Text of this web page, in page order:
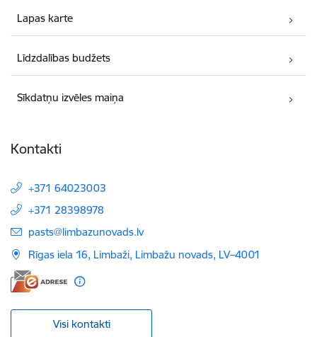
Lapas karte
Līdzdalības budžets
Sīkdatņu izvēles maiņa
Kontakti
+371 64023003
+371 28398978
E-pasts:
pasts@limbazunovads.lv
Rīgas iela 16, Limbaži, Limbažu novads, LV–4001
Visi kontakti